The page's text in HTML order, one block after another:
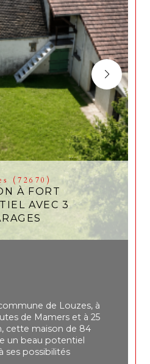
(72670)
À FORT
AVEC 3
de Louzes, à
de Mamers et à 25
cette maison de 84
un beau potentiel
ses possibilités